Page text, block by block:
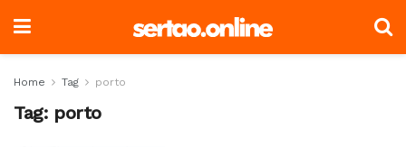
Home Tag porto
Tag: porto